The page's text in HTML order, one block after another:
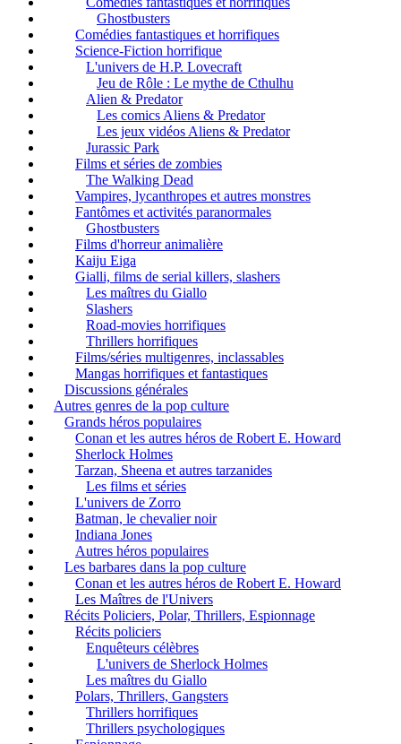
Ghostbusters
Comédies fantastiques et horrifiques
Science-Fiction horrifique
L'univers de H.P. Lovecraft
Jeu de Rôle : Le mythe de Cthulhu
Alien & Predator
Les comics Aliens & Predator
Les jeux vidéos Aliens & Predator
Jurassic Park
Films et séries de zombies
The Walking Dead
Vampires, lycanthropes et autres monstres
Fantômes et activités paranormales
Ghostbusters
Films d'horreur animalière
Kaiju Eiga
Gialli, films de serial killers, slashers
Les maîtres du Giallo
Slashers
Road-movies horrifiques
Thrillers horrifiques
Films/séries multigenres, inclassables
Mangas horrifiques et fantastiques
Discussions générales
Autres genres de la pop culture
Grands héros populaires
Conan et les autres héros de Robert E. Howard
Sherlock Holmes
Tarzan, Sheena et autres tarzanides
Les films et séries
L'univers de Zorro
Batman, le chevalier noir
Indiana Jones
Autres héros populaires
Les barbares dans la pop culture
Conan et les autres héros de Robert E. Howard
Les Maîtres de l'Univers
Récits Policiers, Polar, Thrillers, Espionnage
Récits policiers
Enquêteurs célèbres
L'univers de Sherlock Holmes
Les maîtres du Giallo
Polars, Thrillers, Gangsters
Thrillers horrifiques
Thrillers psychologiques